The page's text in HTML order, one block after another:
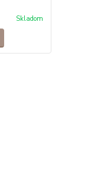
Skladom